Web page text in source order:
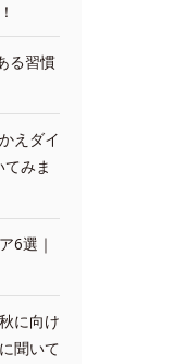
る習慣
えダイ
みま
6選｜
に向け
聞いて